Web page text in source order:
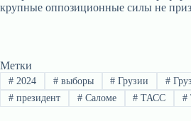
крупные оппозиционные силы не
Метки
#2024 #выборы # Грузии #
#президент #Саломе # ТАСС #